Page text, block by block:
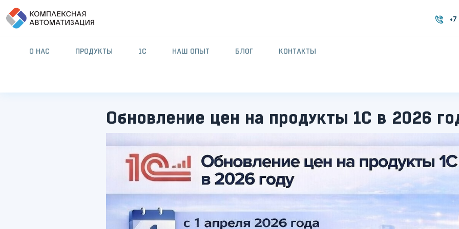
О НАС ПРОДУКТЫ 1С НАШ ОПЫТ БЛОГ КОНТАКТЫ
Обновление цен на продукты 1С в 2026